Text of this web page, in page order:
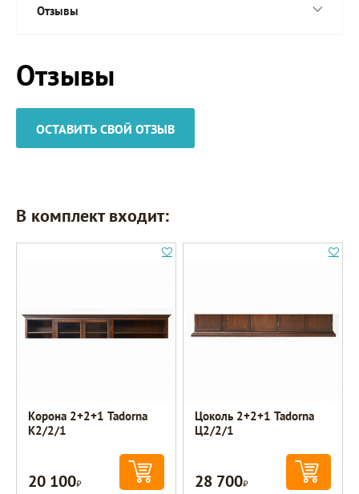
Отзывы
Отзывы
ОСТАВИТЬ СВОЙ ОТЗЫВ
В комплект входит:
Корона 2+2+1 Tadorna
К2/2/1
20 100Р
Цоколь 2+2+1 Tadorna
Ц2/2/1
28 700Р